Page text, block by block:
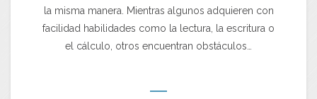
la misma manera. Mientras algunos adquieren con
facilidad habilidades como la lectura, la escritura o
el cálculo, otros encuentran obstáculos…